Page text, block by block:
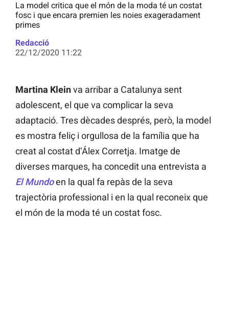
La model critica que el món de la moda té un costat
fosc i que encara premien les noies exageradament
primes
Redacció
22/12/2020 11:22
Martina Kleinva arribar a Catalunya sent
adolescent, el que va complicar la seva
adaptació. Tres dècades després, però, la model
es mostra feliç i orgullosa de la família que ha
creat al costat d’Álex Corretja. Imatge de
diverses marques, ha concedit una entrevista a
El Mundoen la qual fa repàs de la seva
trajectòria professional i en la qual reconeix que
el món de la moda té un costat fosc.